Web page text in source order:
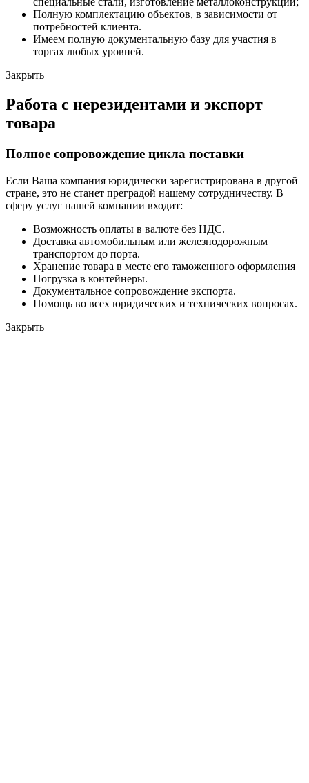
Полную комплектацию объектов, в зависимости от
потребностей клиента.
Имеем полную документальную базу для участия в
торгах любых уровней.
Закрыть
Работа с нерезидентами и экспорт
товара
Полное сопровождение цикла поставки
Если Ваша компания юридически зарегистрирована в другой
стране, это не станет преградой нашему сотрудничеству. В
сферу услуг нашей компании входит:
Возможность оплаты в валюте без НДС.
Доставка автомобильным или железнодорожным
транспортом до порта.
Хранение товара в месте его таможенного оформления
Погрузка в контейнеры.
Документальное сопровождение экспорта.
Помощь во всех юридических и технических вопросах.
Закрыть